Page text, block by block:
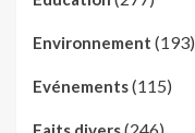
Environnement (193)
Evénements(115)
(246)